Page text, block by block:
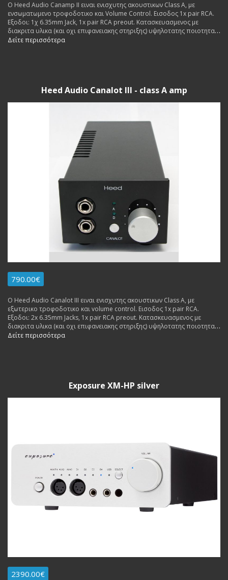
Ο Heed Audio Canamp II ειναι ενισχυτης ακουστικων Class A, με
ενσωματωμενο τροφοδοτικο και Volume Control. Εισοδος 1x pair RCA.
Εξοδοι: 1χ 6.35mm Jack, 1x pair RCA preout. Κατασκευασμενος με
διακριτα υλικα (και οχι επιφανειακης στηριξης) υψηλοτατης ποιοτητας
(freq responce 10 Hz ? 50 kHz), δινει ηχο φυσικο και πεντακαθαρο ηχο
Δείτε περισσότερα
Heed Audio Canalot III - class A amp
790.00€
Ο Heed Audio Canalot III ειναι ενισχυτης ακουστικων Class A, με
εξωτερικο τροφοδοτικο και volume control. Εισοδος 1x pair RCA.
Εξοδοι: 2x 6.35mm Jacks, 1x pair RCA preout. Κατασκευασμενος με
διακριτα υλικα (και οχι επιφανειακης στηριξης) υψηλοτατης ποιοτητας
(freq responce 6 Hz - 260 kHz), δινει ηχο φυσικο (και οχι
Δείτε περισσότερα
Exposure XM-HP silver
2390.00€